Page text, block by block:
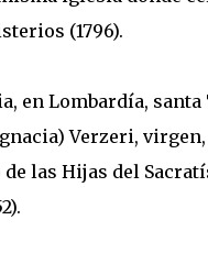
(1796).
en Lombardía, santa
Verzeri,
las Hijas del